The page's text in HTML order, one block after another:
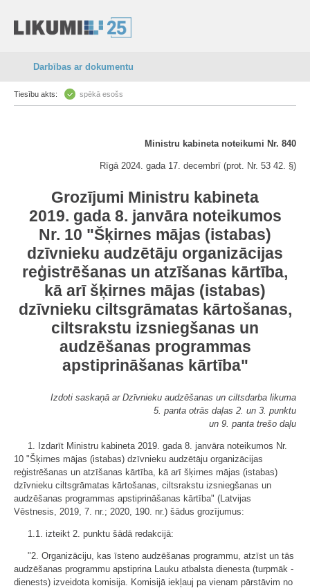
Darbības ar dokumentu
Tiesību akts: spēkā esošs
Ministru kabineta noteikumi Nr. 840
Rīgā 2024. gada 17. decembrī (prot. Nr. 53 42. §)
Grozījumi Ministru kabineta
2019. gada 8. janvāra noteikumos
Nr. 10 "Šķirnes mājas (istabas)
dzīvnieku audzētāju organizācijas
reģistrēšanas un atzīšanas kārtība,
kā arī šķirnes mājas (istabas)
dzīvnieku ciltsgrāmatas kārtošanas,
ciltsrakstu izsniegšanas un
audzēšanas programmas
apstiprināšanas kārtība"
Izdoti saskaņā ar Dzīvnieku audzēšanas un ciltsdarba likuma
5. panta otrās daļas 2. un 3. punktu
un 9. panta trešo daļu
1. Izdarīt Ministru kabineta 2019. gada 8. janvāra noteikumos Nr.
10 "Šķirnes mājas (istabas) dzīvnieku audzētāju organizācijas
reģistrēšanas un atzīšanas kārtība, kā arī šķirnes mājas (istabas)
dzīvnieku ciltsgrāmatas kārtošanas, ciltsrakstu izsniegšanas un
audzēšanas programmas apstiprināšanas kārtība" (Latvijas
Vēstnesis, 2019, 7. nr.; 2020, 190. nr.) šādus grozījumus:
1.1. izteikt 2. punktu šādā redakcijā:
"2. Organizāciju, kas īsteno audzēšanas programmu, atzīst un tās
audzēšanas programmu apstiprina Lauku atbalsta dienesta (turpmāk -
dienests) izveidota komisija. Komisijā iekļauj pa vienam pārstāvim no